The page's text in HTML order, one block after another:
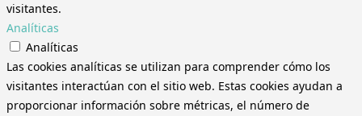
visitantes.
Analíticas
Analíticas
Las cookies analíticas se utilizan para comprender cómo los
visitantes interactúan con el sitio web. Estas cookies ayudan a
proporcionar información sobre métricas, el número de